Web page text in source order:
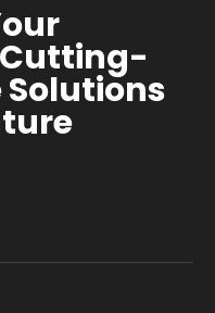
Solutions